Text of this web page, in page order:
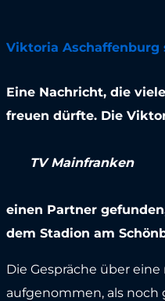
Viktoria Aschaffenburg
Eine Nachricht, die
freuen dürfte. Die
TV Mainfranken
einen Partner
dem Stadion am
Die Gespräche über
aufgenommen, als noch